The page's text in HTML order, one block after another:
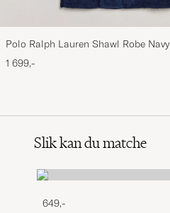
Polo Ralph Lauren Shawl Robe Navy
1 699,-
Slik kan du matche
649,-